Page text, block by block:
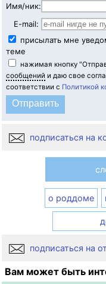
Имя/ник:
E-mail:
присылать мне
теме
нажимая кнопку
сообщений и даю свое
соответствии с Политикой
подписаться на
о роддоме
подписаться на
Вам может быть